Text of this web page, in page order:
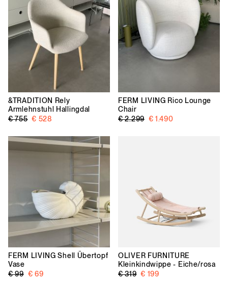
&TRADITION Rely
Armlehnstuhl Hallingdal
€ 755 € 528
FERM LIVING Rico Lounge
Chair
€ 2.299 € 1.490
FERM LIVING Shell Übertopf
Vase
€ 99 € 69
OLIVER FURNITURE
Kleinkindwippe - Eiche/rosa
€ 319 € 199